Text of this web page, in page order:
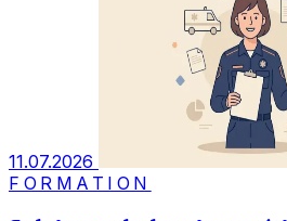
11.07.2026
FORMATION